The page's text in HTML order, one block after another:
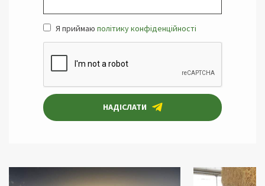
Я приймаю політику конфіденційності